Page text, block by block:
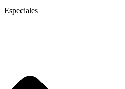
Especiales